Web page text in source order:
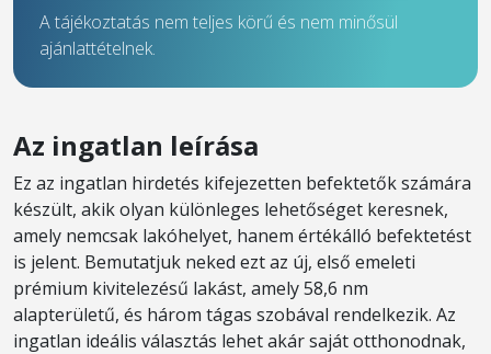
A tájékoztatás nem teljes körű és nem minősül
ajánlattételnek.
Az ingatlan leírása
Ez az ingatlan hirdetés kifejezetten befektetők számára
készült, akik olyan különleges lehetőséget keresnek,
amely nemcsak lakóhelyet, hanem értékálló befektetést
is jelent. Bemutatjuk neked ezt az új, első emeleti
prémium kivitelezésű lakást, amely 58,6 nm
alapterületű, és három tágas szobával rendelkezik. Az
ingatlan ideális választás lehet akár saját otthonodnak,